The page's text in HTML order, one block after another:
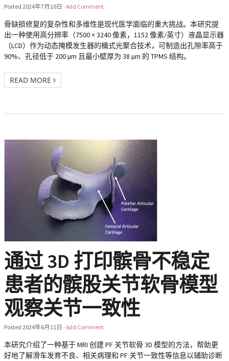
Posted 2024年7月10日 · Add Comment
骨缺损修复的复杂性和多维性是现代医学面临的重大挑战。本研究提
出一种使用高分辨率（7500 × 3240 像素，1152 像素/英寸）液晶显示器
（LCD）作为动态掩模发生器的桶式光聚合技术，可制造出孔隙率高于
90%、孔径低于 200 µm 且最小壁厚为 38 µm 的 TPMS 结构。
READ MORE
通过 3D 打印髌骨不稳定
患者的髌股关节软骨模型
观察关节一致性
Posted 2024年6月11日 · Add Comment
本研究介绍了一种基于 MRI 创建 PF 关节软骨 3D 模型的方法，帮助更
好地了解滑车发育不良、相关病理和 PF 关节一致性等信息以辅助诊断